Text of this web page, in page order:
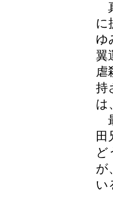
に
ゆ
翼
虐
持
は
田
ど
が
い